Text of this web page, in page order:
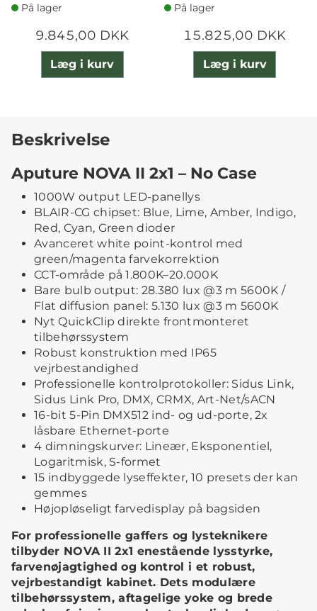
På lager
9.845,00 DKK
Læg i kurv
På lager
15.825,00 DKK
Læg i kurv
Beskrivelse
Aputure NOVA II 2x1 – No Case
1000W output LED-panellys
BLAIR-CG chipset: Blue, Lime, Amber, Indigo,
Red, Cyan, Green dioder
Avanceret white point-kontrol med
green/magenta farvekorrektion
CCT-område på 1.800K–20.000K
Bare bulb output: 28.380 lux @3 m 5600K /
Flat diffusion panel: 5.130 lux @3 m 5600K
Nyt QuickClip direkte frontmonteret
tilbehørssystem
Robust konstruktion med IP65
vejrbestandighed
Professionelle kontrolprotokoller: Sidus Link,
Sidus Link Pro, DMX, CRMX, Art-Net/sACN
16-bit 5-Pin DMX512 ind- og ud-porte, 2x
låsbare Ethernet-porte
4 dimningskurver: Lineær, Eksponentiel,
Logaritmisk, S-formet
15 indbyggede lyseffekter, 10 presets der kan
gemmes
Højopløseligt farvedisplay på bagsiden
For professionelle gaffers og lys­teknikere
tilbyder NOVA II 2x1 enestående lysstyrke,
farvenøjagtighed og kontrol i et robust,
vejrbestandigt kabinet. Dets modulære
tilbehørssystem, aftagelige yoke og brede